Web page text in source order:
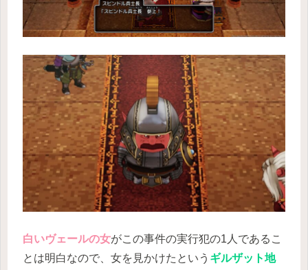
白いヴェールの女がこの事件の実行犯の1人であるこ
とは明白なので、女を見かけたという ギルザット地